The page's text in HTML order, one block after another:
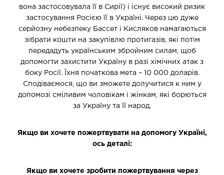
вона застосовувала її в Сирії) і існує високий ризик
застосування Росією її в Україні. Через цю дуже
серйозну небезпеку Бассет і Кисляков намагаються
зібрати кошти на закупівлю протигазів, які потім
передадуть українським збройним силам, щоб
допомогти захистити Україну в разі хімічних атак з
боку Росії. Їхня початкова мета – 10 000 доларів.
Сподіваємося, що ви зможете долучитися к ним у
допомозі сміливим чоловікам і жінкам, які борються
за Україну та її народ.
Якщо ви хочете пожертвувати на допомогу Україні,
ось деталі:
Якщо ви хочете зробити пожертвування через